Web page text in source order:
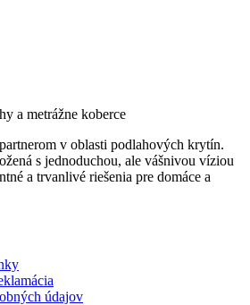
v oblasti podlahových krytín.
s jednoduchou, ale vášnivou víziou
a trvanlivé riešenia pre domáce a
údajov